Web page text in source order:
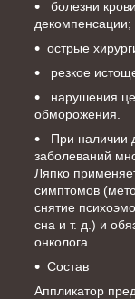
болезни
декомпенсации;
острые
резкое
нарушения
обморожения.
При наличии
заболеваний
Ляпко
симптомов
снятие
сна и т. д.) и
онколога.
Состав
Аппликатор